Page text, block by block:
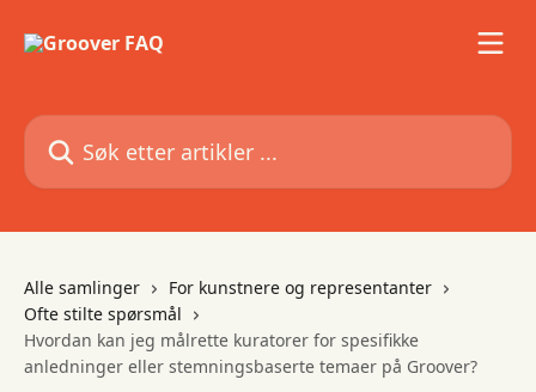
Søk etter artikler ...
Alle samlinger
For kunstnere og representanter
Ofte stilte spørsmål
Hvordan kan jeg målrette kuratorer for spesifikke
anledninger eller stemningsbaserte temaer på Groover?